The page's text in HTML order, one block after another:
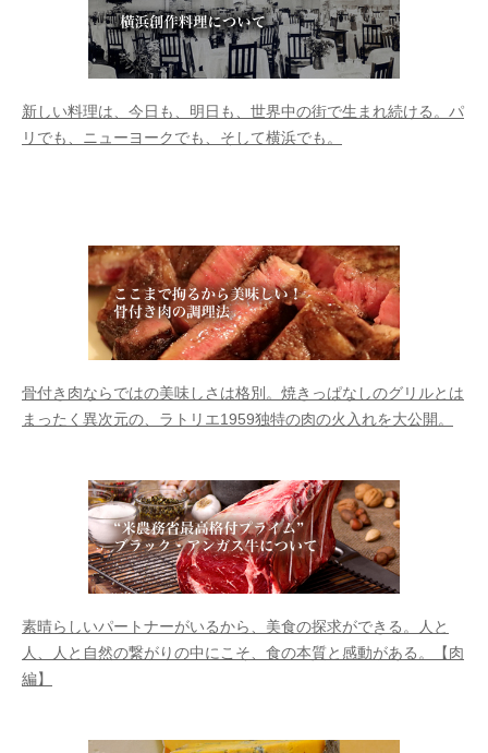
新しい料理は、今日も、明日も、世界中の街で生まれ続ける。パ
リでも、ニューヨークでも、そして横浜でも。
骨付き肉ならではの美味しさは格別。焼きっぱなしのグリルとは
まったく異次元の、ラトリエ1959独特の肉の火入れを大公開。
素晴らしいパートナーがいるから、美食の探求ができる。人と
人、人と自然の繋がりの中にこそ、食の本質と感動がある。【肉
編】